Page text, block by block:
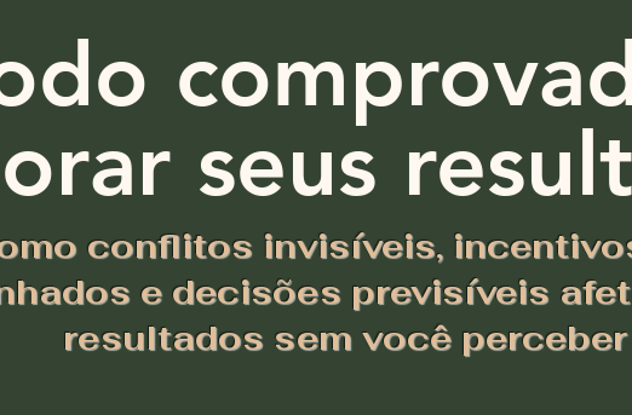
seus
conflitos invisíveis,
e decisões previsíveis
resultados sem você perceber